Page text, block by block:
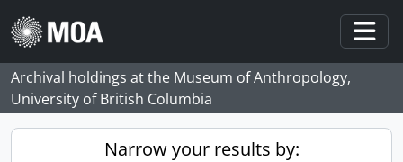
Skip to main content
Archival holdings at the Museum of Anthropology,
University of British Columbia
Narrow your results by: